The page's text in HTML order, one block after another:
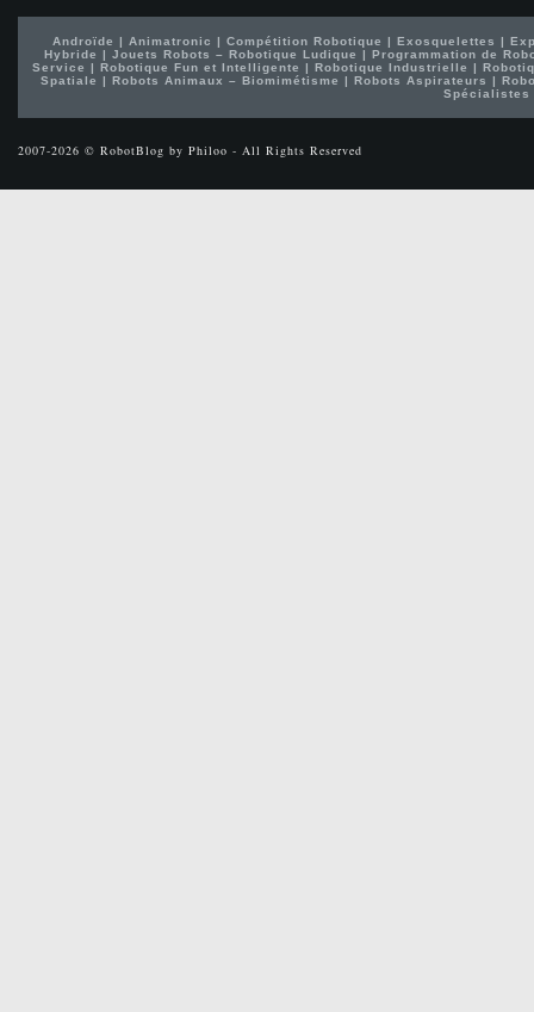
Androïde | Animatronic | Compétition Robotique | Exosquelettes |
Hybride |Jouets Robots – Robotique Ludique |Programmation de
Service | Robotique Fun et Intelligente | Robotique Industrielle |
Spatiale | Robots Animaux – Biomimétisme | Robots Aspirateurs |
Spécialistes
2007-2026 © RobotBlog by Philoo - All Rights Reserved